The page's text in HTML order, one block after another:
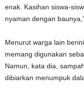
enak. Kasihan siswa-
nyaman dengan
Menurut warga lain
memang digunakan
Namun, kata dia,
dibiarkan menumpuk